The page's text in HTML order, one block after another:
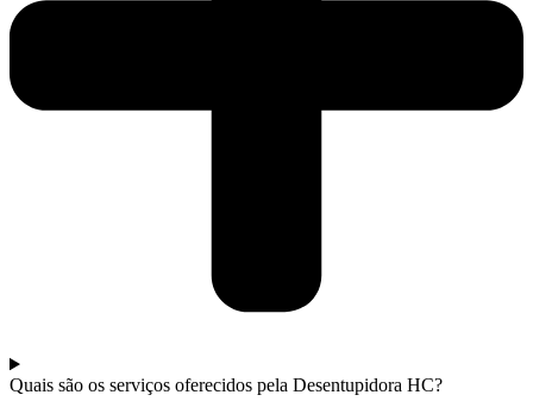
Quais são os serviços oferecidos pela Desentupidora HC?